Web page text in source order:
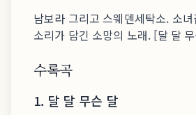
남보라 그리고 스웨덴세탁소. 소
소리가 담긴 소망의 노래. [달 달
수록곡
1. 달 달 무슨 달